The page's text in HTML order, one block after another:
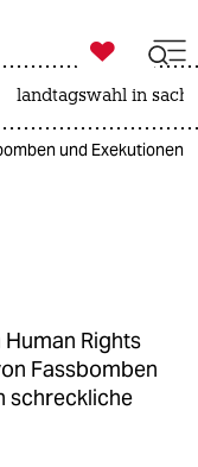

taz zahl ich
landtagswahl in
und Exekutionen
Rights
Fassbomben
schreckliche